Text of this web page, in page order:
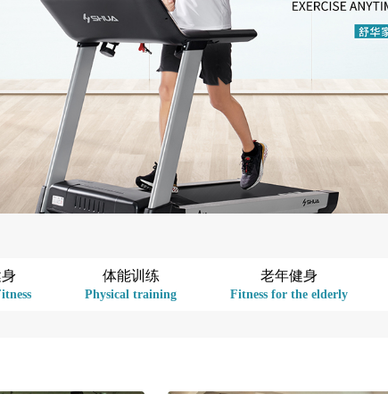
体能训练
Physical training
老年健身
Fitness for the elderly